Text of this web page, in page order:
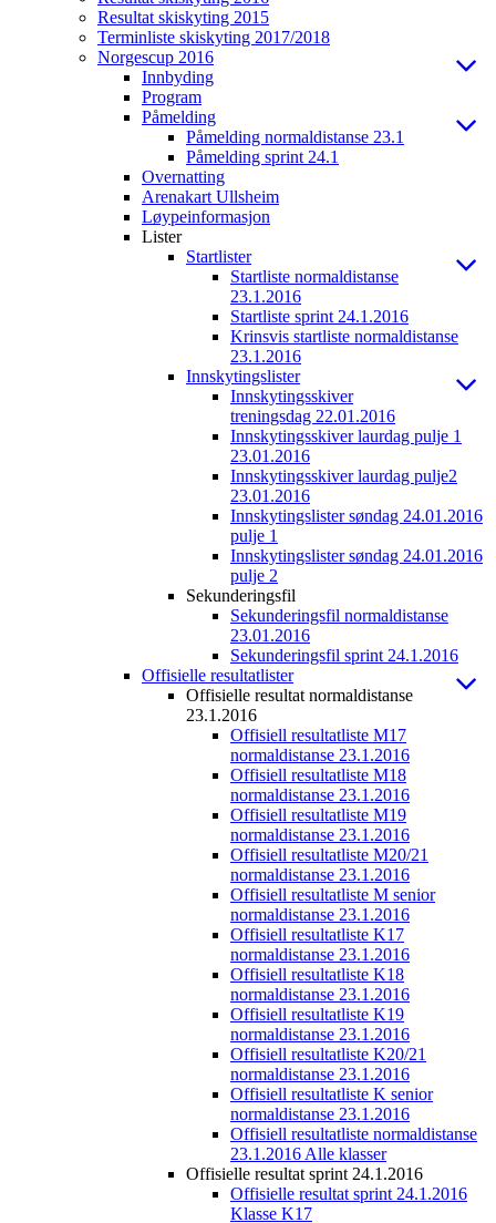
Resultat skiskyting 2015
Terminliste skiskyting 2017/2018
Norgescup 2016
Innbyding
Program
Påmelding
Påmelding normaldistanse 23.1
Påmelding sprint 24.1
Overnatting
Arenakart Ullsheim
Løypeinformasjon
Lister
Startlister
Startliste normaldistanse
23.1.2016
Startliste sprint 24.1.2016
Krinsvis startliste normaldistanse
23.1.2016
Innskytingslister
Innskytingsskiver
treningsdag 22.01.2016
Innskytingsskiver laurdag pulje 1
23.01.2016
Innskytingsskiver laurdag pulje2
23.01.2016
Innskytingslister søndag 24.01.2016
pulje 1
Innskytingslister søndag 24.01.2016
pulje 2
Sekunderingsfil
Sekunderingsfil normaldistanse
23.01.2016
Sekunderingsfil sprint 24.1.2016
Offisielle resultatlister
Offisielle resultat normaldistanse
23.1.2016
Offisiell resultatliste M17
normaldistanse 23.1.2016
Offisiell resultatliste M18
normaldistanse 23.1.2016
Offisiell resultatliste M19
normaldistanse 23.1.2016
Offisiell resultatliste M20/21
normaldistanse 23.1.2016
Offisiell resultatliste M senior
normaldistanse 23.1.2016
Offisiell resultatliste K17
normaldistanse 23.1.2016
Offisiell resultatliste K18
normaldistanse 23.1.2016
Offisiell resultatliste K19
normaldistanse 23.1.2016
Offisiell resultatliste K20/21
normaldistanse 23.1.2016
Offisiell resultatliste K senior
normaldistanse 23.1.2016
Offisiell resultatliste normaldistanse
23.1.2016 Alle klasser
Offisielle resultat sprint 24.1.2016
Offisielle resultat sprint 24.1.2016
Klasse K17